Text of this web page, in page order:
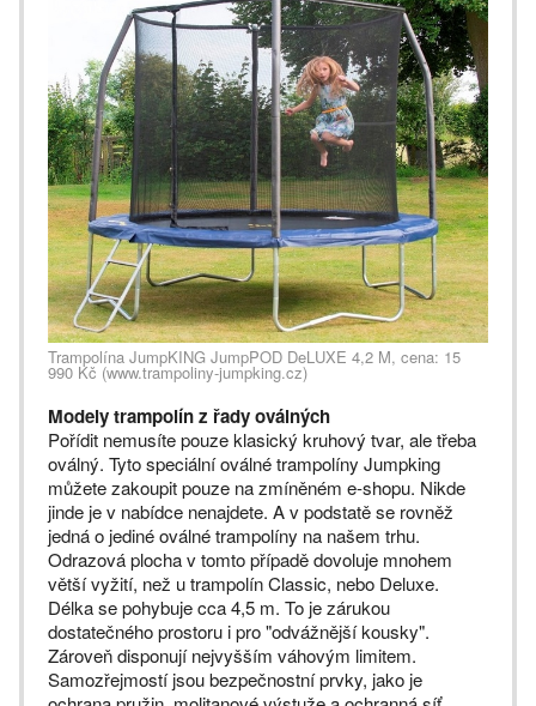
Trampolína JumpKING JumpPOD DeLUXE 4,2 M, cena: 15
990 Kč (www.trampoliny-jumpking.cz)
Modely trampolín z řady oválných
Pořídit nemusíte pouze klasický kruhový tvar, ale třeba
oválný. Tyto speciální oválné trampolíny Jumpking
můžete zakoupit pouze na zmíněném e-shopu. Nikde
jinde je v nabídce nenajdete. A v podstatě se rovněž
jedná o jediné oválné trampolíny na našem trhu.
Odrazová plocha v tomto případě dovoluje mnohem
větší vyžití, než u trampolín Classic, nebo Deluxe.
Délka se pohybuje cca 4,5 m. To je zárukou
dostatečného prostoru i pro "odvážnější kousky".
Zároveň disponují nejvyšším váhovým limitem.
Samozřejmostí jsou bezpečnostní prvky, jako je